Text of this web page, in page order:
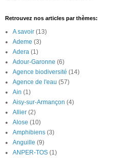
Retrouvez nos articles par thèmes:
A savoir (13)
Ademe (3)
Adera (1)
Adour-Garonne (6)
Agence biodiversité (14)
Agence de l'eau (57)
Ain (1)
Aisy-sur-Armançon (4)
Allier (2)
Alose (10)
Amphibiens (3)
Anguille (9)
ANPER-TOS (1)